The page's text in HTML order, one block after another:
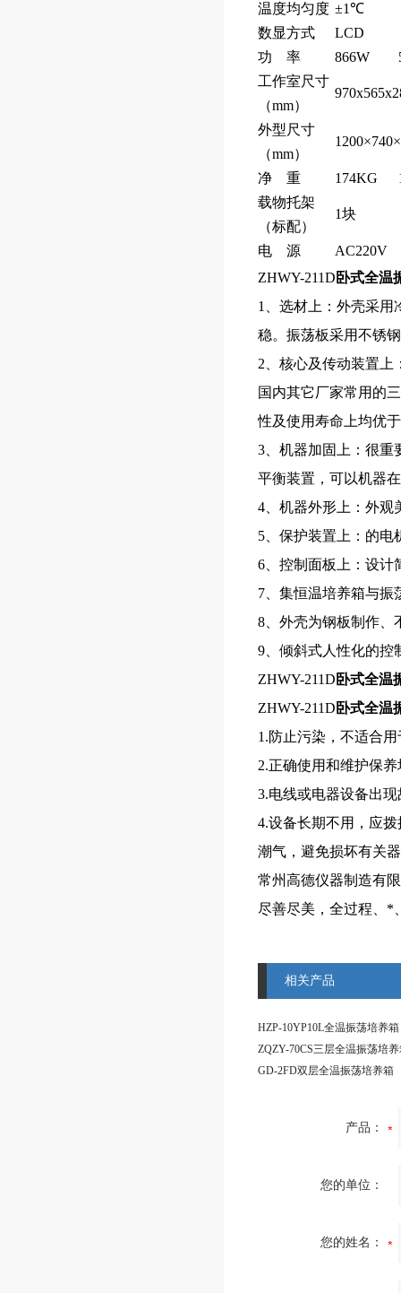
温度均匀度 ±1℃
数显方式
LCD
功 率
866W
工作室尺寸
（mm）
外型尺寸
（mm）
净 重 174KG
载物托架
（标配）
1块
电 源
AC220V
ZHWY-211D 卧式全温
1、选材上：外壳采用
稳。振荡板采用不锈
2、核心及传动装置上
国内其它厂家常用的
性及使用寿命上均优
3、机器加固上：很重
平衡装置，可以机器
4、机器外形上：外观
5、保护装置上：的电
6、控制面板上：设计
7、集恒温培养箱与振
8、外壳为钢板制作、
9、倾斜式人性化的控
ZHWY-211D 卧式全温
ZHWY-211D 卧式全温
1.防止污染，不适合
2.正确使用和维护保
3.电线或电器设备出
4.设备长期不用，应
潮气，避免损坏有关
常州高德仪器制造有
尽善尽美，全过程、*
相关产品
HZP-10YP10L全温振荡培养箱
ZQZY-70CS三层全温振荡培
GD-2FD双层全温振荡培养箱
产品：
您的单位：
您的姓名：